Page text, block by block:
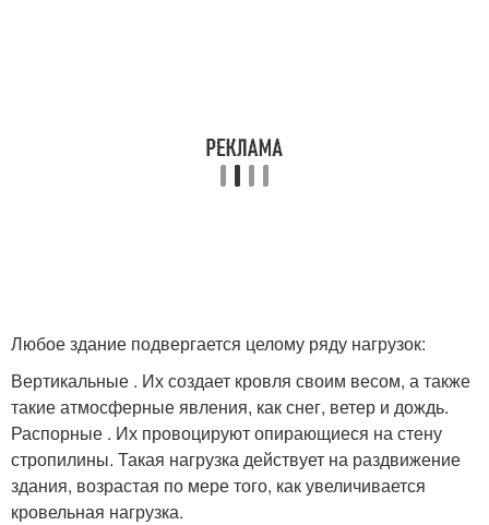
Любое здание подвергается целому ряду нагрузок:
Вертикальные . Их создает кровля своим весом, а также
такие атмосферные явления, как снег, ветер и дождь.
Распорные . Их провоцируют опирающиеся на стену
стропилины. Такая нагрузка действует на раздвижение
здания, возрастая по мере того, как увеличивается
кровельная нагрузка.